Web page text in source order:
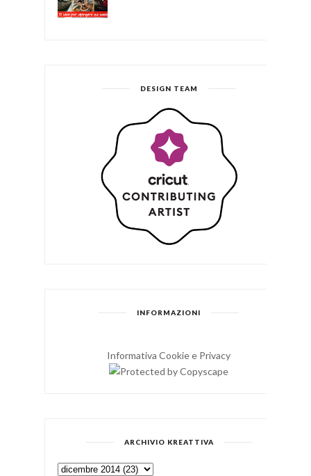
DESIGN TEAM
INFORMAZIONI
Informativa Cookie e Privacy
ARCHIVIO KREATTIVA